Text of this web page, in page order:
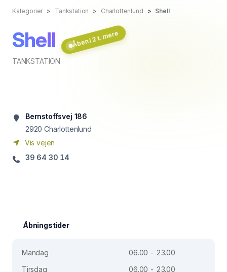
Kategorier Tankstation Charlottenlund Shell
Shell
TANKSTATION
Åben i 2 t. mere
Bernstoffsvej 186
2920 Charlottenlund
Vis vejen
39 64 30 14
Åbningstider
Mandag
06.00 - 23.00
Tirsdag
06.00 - 23.00